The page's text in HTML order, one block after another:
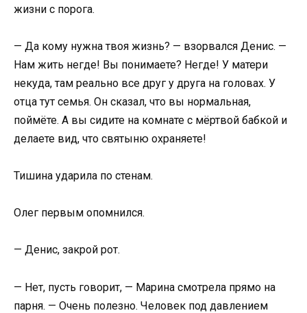
жизни с порога.
— Да кому нужна твоя жизнь? — взорвался Денис. —
Нам жить негде! Вы понимаете? Негде! У матери
некуда, там реально все друг у друга на головах. У
отца тут семья. Он сказал, что вы нормальная,
поймёте. А вы сидите на комнате с мёртвой бабкой и
делаете вид, что святыню охраняете!
Тишина ударила по стенам.
Олег первым опомнился.
— Денис, закрой рот.
— Нет, пусть говорит, — Марина смотрела прямо на
парня. — Очень полезно. Человек под давлением